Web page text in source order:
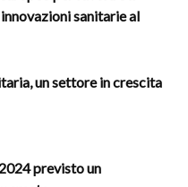
sanitarie al
un settore in crescita
previsto un